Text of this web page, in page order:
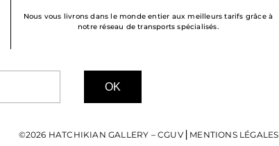
Nous vous livrons dans le monde entier aux meilleurs tarifs grâce à
notre réseau de transports spécialisés.
OK
©2026 HATCHIKIAN GALLERY – CGUV⎜ MENTIONS LÉGALES